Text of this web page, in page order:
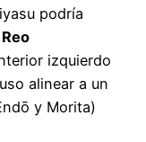
podría
Reo
izquierdo
alinear a un
y Morita)